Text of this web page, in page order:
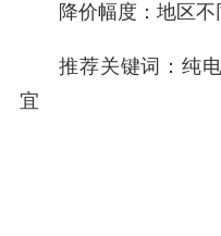
降价幅度：地区
推荐关键词：纯
宜